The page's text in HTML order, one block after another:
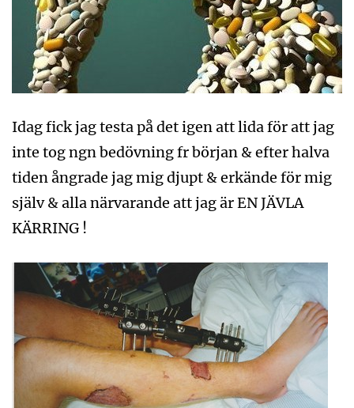
Idag fick jag testa på det igen att lida för att jag
inte tog ngn bedövning fr början & efter halva
tiden ångrade jag mig djupt & erkände för mig
själv & alla närvarande att jag är EN JÄVLA
KÄRRING !